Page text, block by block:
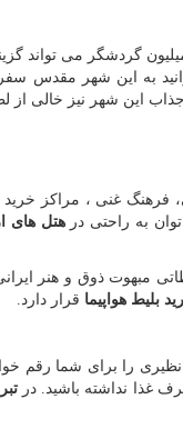
یکی از برترین و پربازدیدترین مقاصد گردشگری ایران می باشد.
به این شهر مقدس
این شهر نیز خالی
فرهنگ غنی ، مراکز
به راحتی درهتل های
مبهوت ذوق و هنر ایرانی
بلیط هواپیما قرار دارد.
را برای شما رقم
غذا نداشته باشید. در